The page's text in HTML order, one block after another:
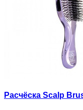
Расчёска Scalp